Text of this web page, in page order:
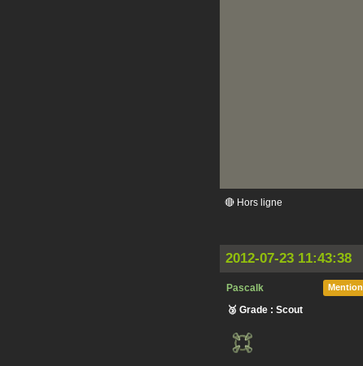
🔴 Hors ligne
2012-07-23 11:43:38
Mention
Pascalk
🥉 Grade : Scout